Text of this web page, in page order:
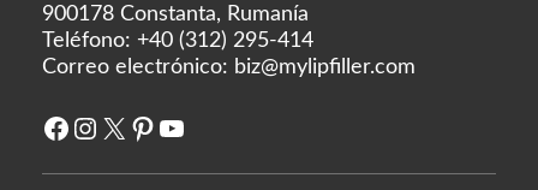
900178 Constanta, Rumanía
Teléfono: +40 (312) 295-414
Correo electrónico: biz@mylipfiller.com
Facebook
Instagram
X Pinterest
YouTube